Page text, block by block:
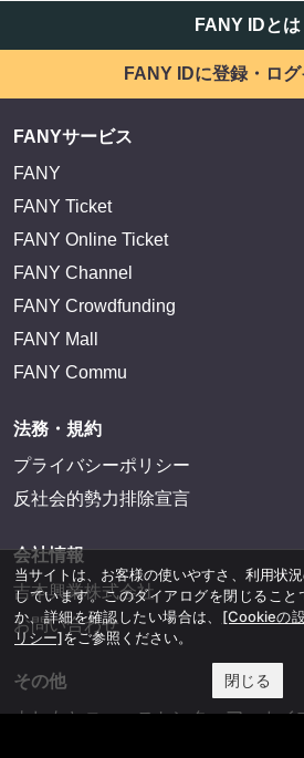
FANY IDとは
FANY IDに登録・ロ
FANYサービス
FANY
FANY Ticket
FANY Online Ticket
FANY Channel
FANY Crowdfunding
FANY Mall
FANY Commu
法務・規約
プライバシーポリシー
反社会的勢力排除宣言
会社情報
吉本興業株式会社
お問い合わせ
その他
よしもとニュースセンターアーカイ
当サイトは、お客様の使いやすさ、利用状
しています。このダイアログを閉じるこ
か、詳細を確認したい場合は、 [Cookieの
リシー]をご参照ください。
閉じる